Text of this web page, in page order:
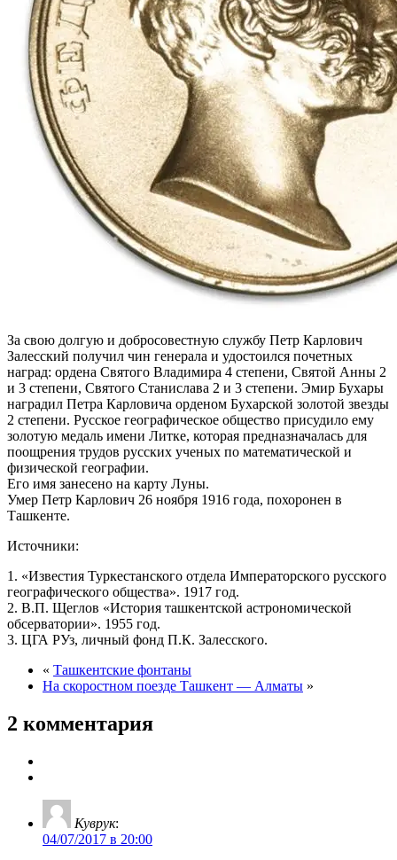
За свою долгую и добросовестную службу Петр Карлович
Залесский получил чин генерала и удостоился почетных
наград: ордена Святого Владимира 4 степени, Святой Анны 2
и 3 степени, Святого Станислава 2 и 3 степени. Эмир Бухары
наградил Петра Карловича орденом Бухарской золотой звезды
2 степени. Русское географическое общество присудило ему
золотую медаль имени Литке, которая предназначалась для
поощрения трудов русских ученых по математической и
физической географии.
Его имя занесено на карту Луны.
Умер Петр Карлович 26 ноября 1916 года, похоронен в
Ташкенте.
Источники:
1. «Известия Туркестанского отдела Императорского русского
географического общества». 1917 год.
2. В.П. Щеглов «История ташкентской астрономической
обсерватории». 1955 год.
3. ЦГА РУз, личный фонд П.К. Залесского.
« Ташкентские фонтаны
На скоростном поезде Ташкент — Алматы »
2 комментария
Куврук:
04/07/2017 в 20:00